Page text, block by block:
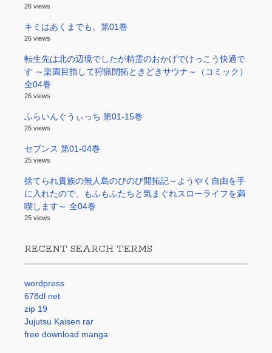
26 views
キミはあくまでも。第01巻
26 views
転生先は北の辺境でしたが精霊のおかげでけっこう快適で
す ～楽園目指して狩猟開拓ときどきサウナ～（コミック）
全04巻
26 views
ふらいんぐうぃっち 第01-15巻
26 views
セブンス 第01-04巻
25 views
捨てられ貴族の無人島のびのび開拓記～ようやく自由を手
に入れたので、もふもふたちと気まぐれスローライフを満
喫します～ 全04巻
25 views
RECENT SEARCH TERMS
wordpress
678dl net
zip 19
Jujutsu Kaisen rar
free download manga